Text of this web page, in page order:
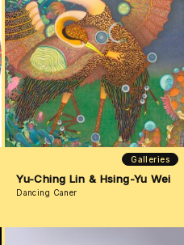
Galleries
Yu-Ching Lin & Hsing-Yu Wei
Dancing Caner